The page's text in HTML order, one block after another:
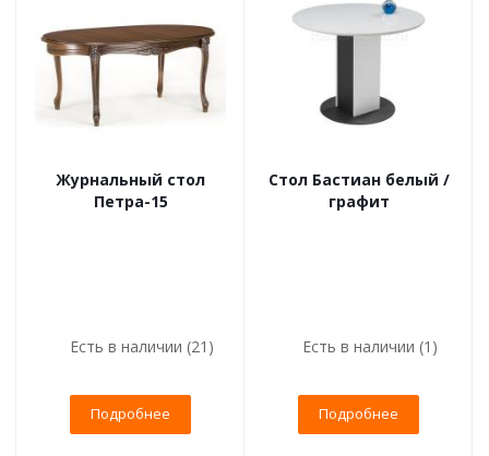
Журнальный стол
Петра-15
Есть в наличии (21)
Подробнее
Стол Бастиан белый /
графит
Есть в наличии (1)
Подробнее